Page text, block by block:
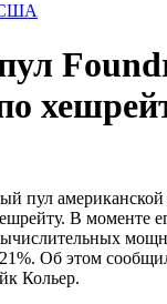
пул
В моменте
Об этом
Кольер.